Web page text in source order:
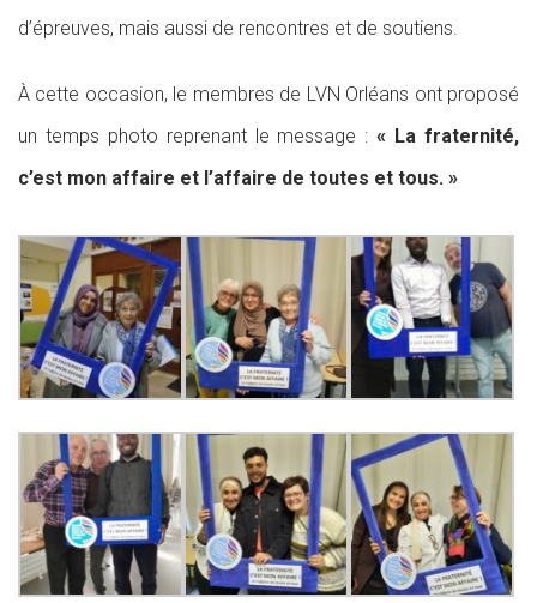
d’épreuves, mais aussi de rencontres et de soutiens.
À cette occasion, le membres de LVN Orléans ont proposé
un temps photo reprenant le message :« La fraternité,
c’est mon affaire et l’affaire de toutes et tous. »